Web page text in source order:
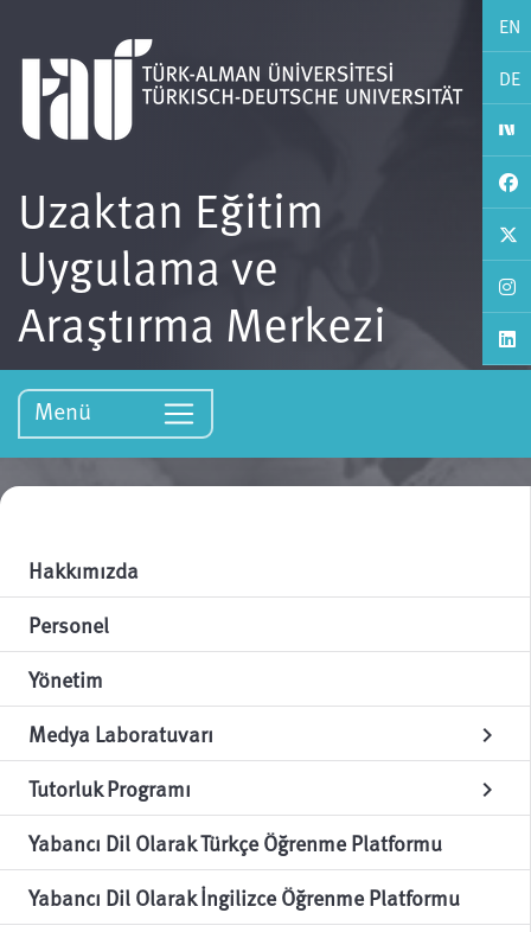
EN
DE
Uzaktan Eğitim
Uygulama ve
Araştırma Merkezi
Menü
Hakkımızda
Personel
Yönetim
Medya Laboratuvarı
chevron_right
Tutorluk Programı chevron_right
Yabancı Dil Olarak Türkçe Öğrenme Platformu
Yabancı Dil Olarak İngilizce Öğrenme Platformu